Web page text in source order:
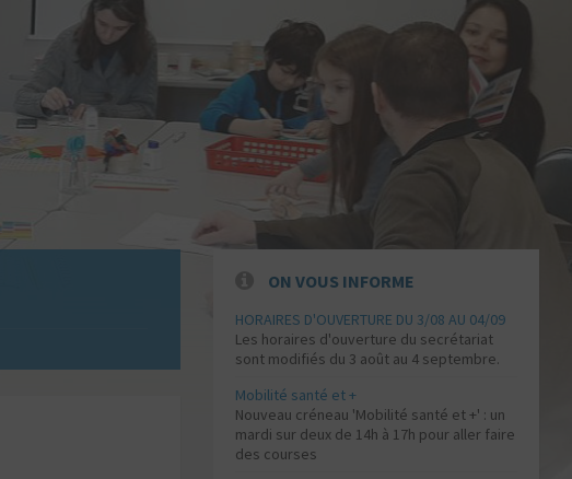
ON VOUS INFORME
HORAIRES D'OUVERTURE DU 3/08 AU 04/09
Les horaires d'ouverture du secrétariat
sont modifiés du 3 août au 4 septembre.
Mobilité santé et +
Nouveau créneau 'Mobilité santé et +' : un
mardi sur deux de 14h à 17h pour aller faire
des courses